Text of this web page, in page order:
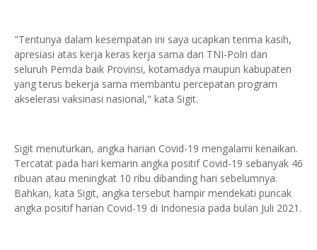
"Tentunya dalam kesempatan ini saya ucapkan terima kasih,
apresiasi atas kerja keras kerja sama dari TNI-Polri dan
seluruh Pemda baik Provinsi, kotamadya maupun kabupaten
yang terus bekerja sama membantu percepatan program
akselerasi vaksinasi nasional," kata Sigit.
Sigit menuturkan, angka harian Covid-19 mengalami kenaikan.
Tercatat pada hari kemarin angka positif Covid-19 sebanyak 46
ribuan atau meningkat 10 ribu dibanding hari sebelumnya.
Bahkan, kata Sigit, angka tersebut hampir mendekati puncak
angka positif harian Covid-19 di Indonesia pada bulan Juli 2021.